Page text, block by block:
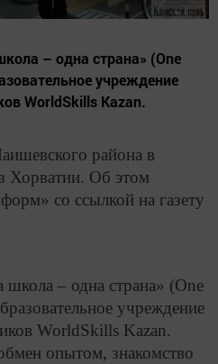
– одна страна» (One
учреждение
WorldSkills Kazan.
района в
Хорватии. Об этом
со ссылкой на газету
– одна страна» (One
учреждение
WorldSkills Kazan.
опытом, знакомство